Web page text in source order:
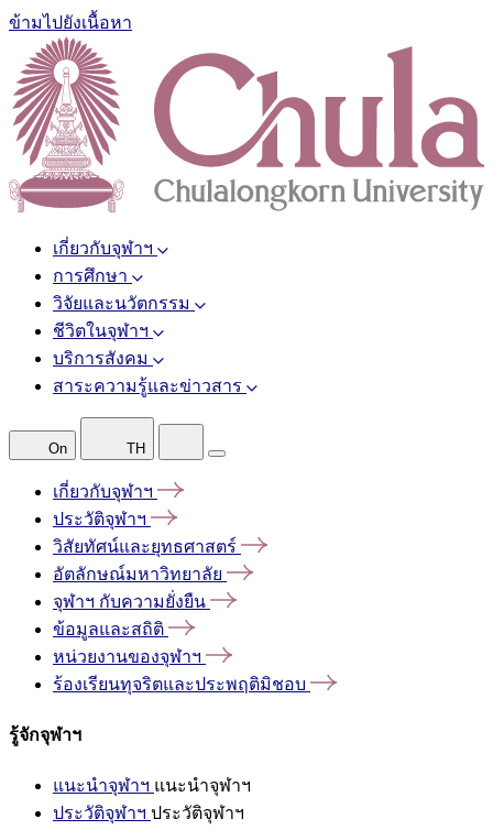
ข้ามไปยังเนื้อหา
เกี่ยวกับจุฬาฯ
การศึกษา
วิจัยและนวัตกรรม
ชีวิตในจุฬาฯ
บริการสังคม
สาระความรู้และข่าวสาร
On TH
เกี่ยวกับจุฬาฯ
ประวัติจุฬาฯ
วิสัยทัศน์และยุทธศาสตร์
อัตลักษณ์มหาวิทยาลัย
จุฬาฯ กับความยั่งยืน
ข้อมูลและสถิติ
หน่วยงานของจุฬาฯ
ร้องเรียนทุจริตและประพฤติมิชอบ
รู้จักจุฬาฯ
แนะนำจุฬาฯ แนะนำจุฬาฯ
ประวัติจุฬาฯ ประวัติจุฬาฯ